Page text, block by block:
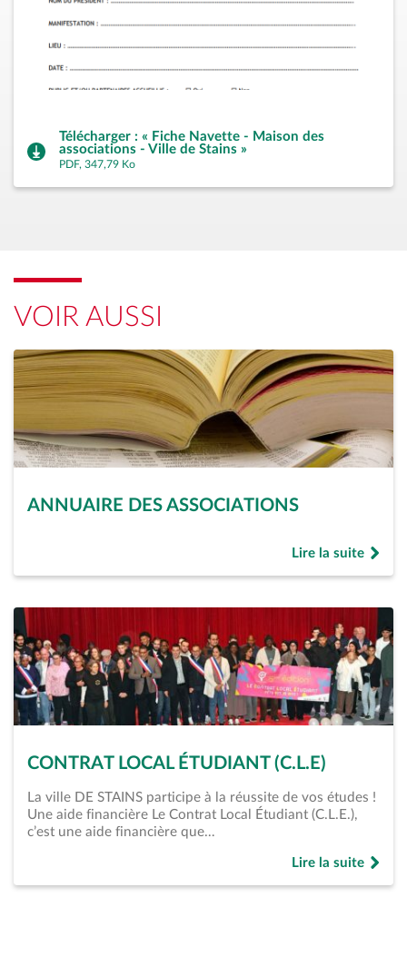
Télécharger : « Fiche Navette - Maison des
associations - Ville de Stains »
PDF, 347,79 Ko
VOIR AUSSI
ANNUAIRE DES ASSOCIATIONS
Lire la suite
de « Annuaire
CONTRAT LOCAL ÉTUDIANT (C.L.E)
La ville DE STAINS participe à la réussite de vos études !
Une aide financière Le Contrat Local Étudiant (C.L.E.),
c’est une aide financière que…
Lire la suite
de « Contrat